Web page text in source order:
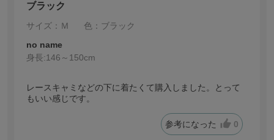
ブラック
サイズ：Ｍ
色：ブラック
no name
身長:146～150cm
レースキャミなどの下に着たくて購入しました。とって
もいい感じです。
参考になった 0